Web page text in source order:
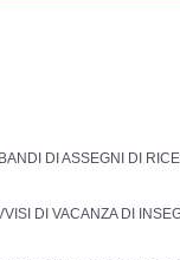
BANDI DI ASSEGNI DI
DI VACANZA DI